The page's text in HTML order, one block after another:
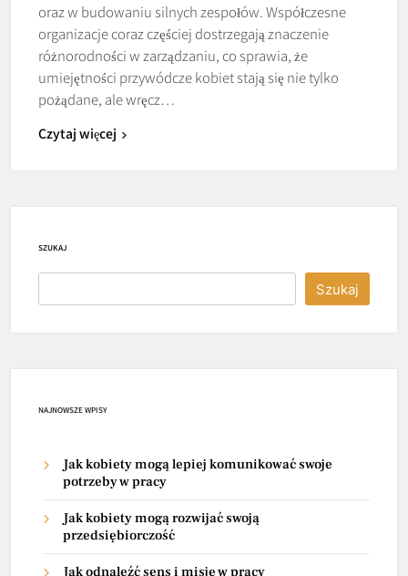
oraz w budowaniu silnych zespołów. Współczesne
organizacje coraz częściej dostrzegają znaczenie
różnorodności w zarządzaniu, co sprawia, że
umiejętności przywódcze kobiet stają się nie tylko
pożądane, ale wręcz…
Czytaj więcej
SZUKAJ
Szukaj
NAJNOWSZE WPISY
Jak kobiety mogą lepiej komunikować swoje
potrzeby w pracy
Jak kobiety mogą rozwijać swoją
przedsiębiorczość
Jak odnaleźć sens i misję w pracy